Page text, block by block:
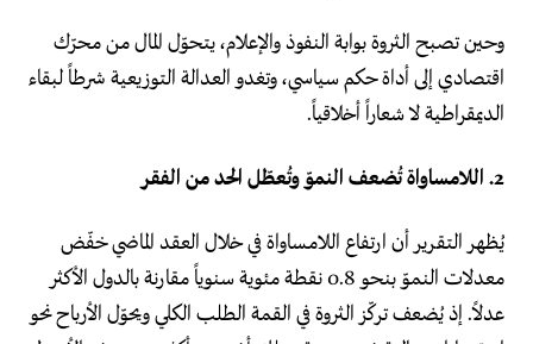
وحين تصبح الثروة بوابة النفوذ والإعلام، يتحوّل المال من محرّك
اقتصادي إلى أداة حكم سياسي، وتغدو العدالة التوزيعية شرطاً لبقاء
الديمقراطية لا شعاراً أخلاقياً.
2. اللامساواة تُضعف النموّ وتُعطّل الحد من الفقر
يُظهر التقرير أن ارتفاع اللامساواة في خلال العقد الماضي خفّض
معدلات النموّ بنحو 0.8 نقطة مئوية سنوياً مقارنة بالدول الأكثر
عدلاً. إذ يُضعف تركّز الثروة في القمة الطلب الكلي ويحوّل الأرباح نحو